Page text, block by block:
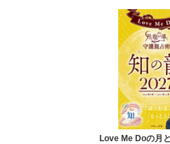
Love Me Doの月